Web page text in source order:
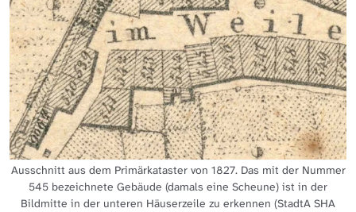
Ausschnitt aus dem Primärkataster von 1827. Das mit der Nummer
545 bezeichnete Gebäude (damals eine Scheune) ist in der
Bildmitte in der unteren Häuserzeile zu erkennen (StadtA SHA